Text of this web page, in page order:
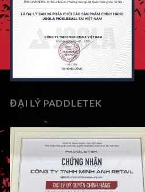
ĐẠI LÝ PADDLETEK